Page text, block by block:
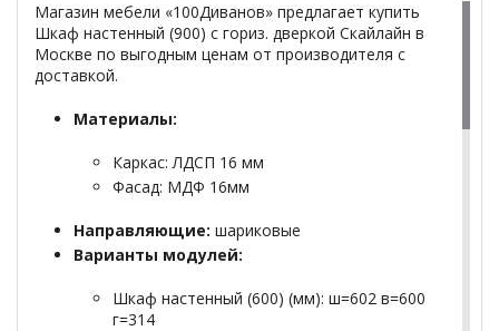
Магазин мебели «100Диванов» предлагает купить
Шкаф настенный (900) с гориз. дверкой Скайлайн в
Москве по выгодным ценам от производителя с
доставкой.
Материалы:
Каркас: ЛДСП 16 мм
Фасад: МДФ 16мм
Направляющие: шариковые
Варианты модулей:
Шкаф настенный (600) (мм): ш=602 в=600
г=314